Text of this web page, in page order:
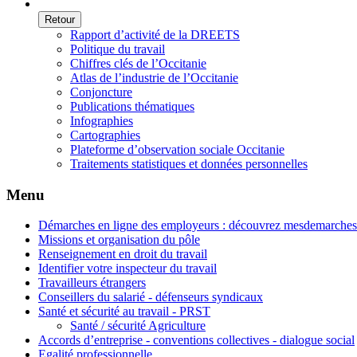
Retour
Rapport d’activité de la DREETS
Politique du travail
Chiffres clés de l’Occitanie
Atlas de l’industrie de l’Occitanie
Conjoncture
Publications thématiques
Infographies
Cartographies
Plateforme d’observation sociale Occitanie
Traitements statistiques et données personnelles
Menu
Démarches en ligne des employeurs : découvrez
Missions et organisation du pôle
Renseignement en droit du travail
Identifier votre inspecteur du travail
Travailleurs étrangers
Conseillers du salarié - défenseurs syndicaux
Santé et sécurité au travail - PRST
Santé / sécurité Agriculture
Accords d’entreprise - conventions collectives - dialogue social